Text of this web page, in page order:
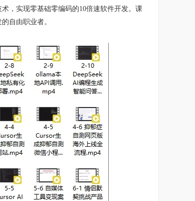
，实现零基础零编码的10倍速软件开发。课
自由职业者。